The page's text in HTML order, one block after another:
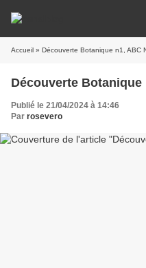
Accueil » Découverte Botanique n1, ABC
Découverte
Publié le 21/04/2024 à 14:46
Par rosevero